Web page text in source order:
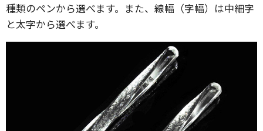
種類のペンから選べます。また、線幅（字幅）は中細字
と太字から選べます。